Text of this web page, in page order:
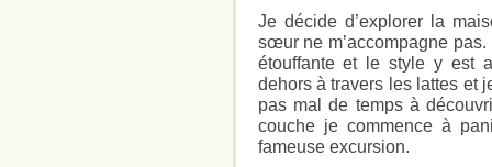
Je décide d’explorer la
sœur ne m’accompagne
étouffante et le style y est
dehors à travers les lattes et
pas mal de temps à
couche je commence à
fameuse excursion.